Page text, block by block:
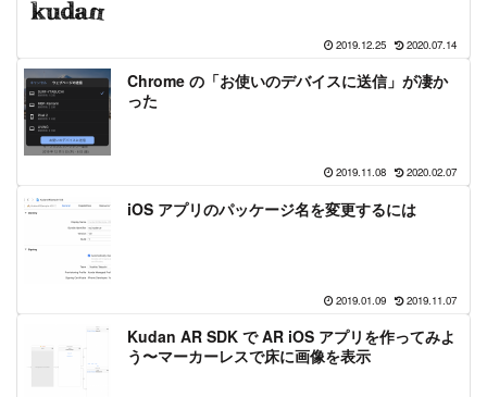
2019.12.25 2020.07.14
Chrome の「お使いのデバイスに送信」が凄か
った
2019.11.08 2020.02.07
iOS アプリのパッケージ名を変更するには
2019.01.09 2019.11.07
Kudan AR SDK で AR iOS アプリを作ってみよ
う〜マーカーレスで床に画像を表示